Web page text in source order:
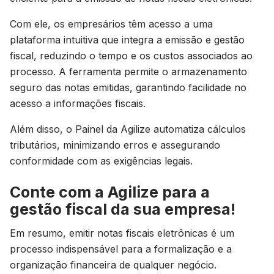
Com ele, os empresários têm acesso a uma
plataforma intuitiva que integra a emissão e gestão
fiscal, reduzindo o tempo e os custos associados ao
processo. A ferramenta permite o armazenamento
seguro das notas emitidas, garantindo facilidade no
acesso a informações fiscais.
Além disso, o Painel da Agilize automatiza cálculos
tributários, minimizando erros e assegurando
conformidade com as exigências legais.
Conte com a Agilize para a
gestão fiscal da sua empresa!
Em resumo, emitir notas fiscais eletrônicas é um
processo indispensável para a formalização e a
organização financeira de qualquer negócio.